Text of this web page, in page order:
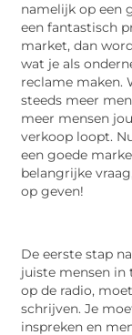
namelijk op een
een fantastisch
market, dan
wat je als
reclame maken.
steeds meer
meer mensen
verkoop loopt.
een goede
belangrijke
op geven!
De eerste stap
juiste mensen in
op de radio,
schrijven. Je
inspreken en